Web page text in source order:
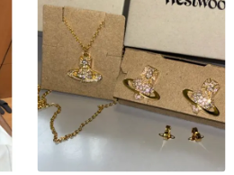
诗兰黛圣诞礼包里面的,在此之
。没想到它的味道好绝，我好爱
味道和我买的另一款雅诗兰黛香水
常去闻手😂)质地也是属于清爽
了，手上是薄薄润润的一层，香味